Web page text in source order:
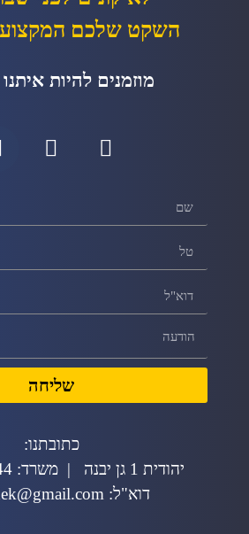
השקט שלכם
מוזמנים להיות
כתובתנו:
יהודית 1 גן יבנה | משרד: 053-7250344
דוא"ל: yrobedek@gmail.com
שליחה